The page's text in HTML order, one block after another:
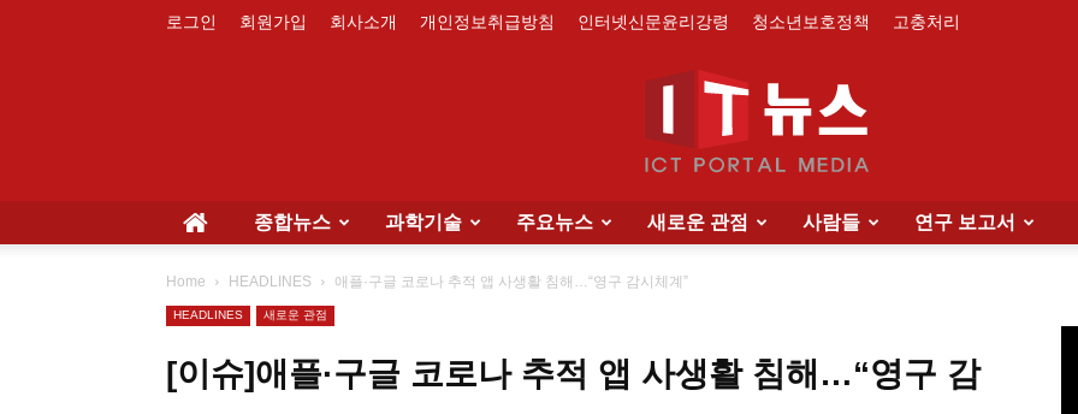
로그인 회원가입 회사소개 개인정보취급방침 인터넷신문윤리강령 청소년보호정책 고충처리
종합뉴스 과학기술 주요뉴스 새로운 관점 사람들 연구 보고서
Home HEADLINES 애플·구글 코로나 추적 앱 사생활 침해…“영구 감시체계”
HEADLINES 새로운 관점
[이슈]애플·구글 코로나 추적 앱 사생활 침해…“영구 감